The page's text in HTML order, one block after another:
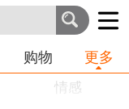
职业
购物 更多
情感